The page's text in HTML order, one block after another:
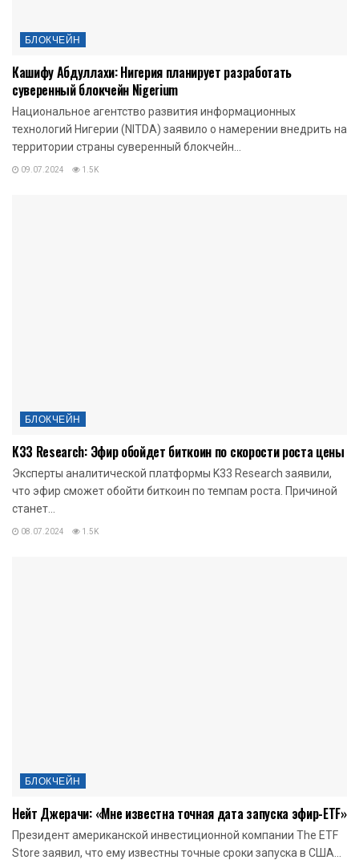
БЛОКЧЕЙН
Кашифу Абдуллахи: Нигерия планирует разработать
суверенный блокчейн Nigerium
Национальное агентство развития информационных
технологий Нигерии (NITDA) заявило о намерении внедрить на
территории страны суверенный блокчейн...
09.07.2024 1.5K
БЛОКЧЕЙН
K33 Research: Эфир обойдет биткоин по скорости роста цены
Эксперты аналитической платформы K33 Research заявили,
что эфир сможет обойти биткоин по темпам роста. Причиной
станет...
08.07.2024 1.5K
БЛОКЧЕЙН
Нейт Джерачи: «Мне известна точная дата запуска эфир-ETF»
Президент американской инвестиционной компании The ETF
Store заявил, что ему известны точные сроки запуска в США...